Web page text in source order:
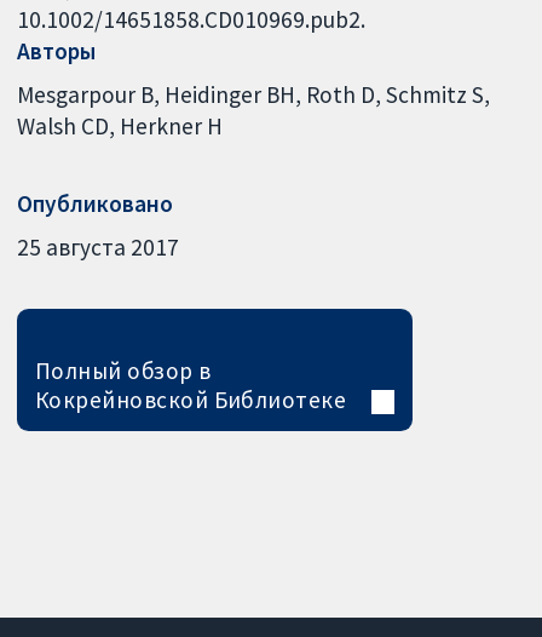
10.1002/14651858.CD010969.pub2.
Авторы
Mesgarpour B Heidinger BH Roth D Schmitz S
Walsh CD Herkner H
Опубликовано
25 августа 2017
Полный обзор в
Кокрейновской Библиотеке